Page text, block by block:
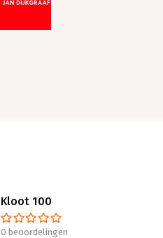
Kloot 100
0 beoordelingen